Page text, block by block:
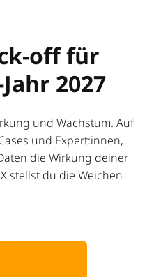
off für
2027
und Wachstum. Auf
und Expert:innen,
die Wirkung deiner
stellst du die Weichen